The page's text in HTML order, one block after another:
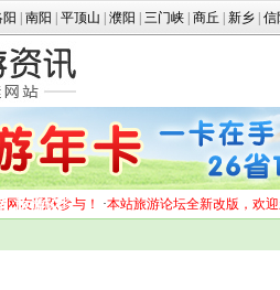
南阳 平顶山 濮阳 三门峡 商丘 新乡 信
旅游论坛
友踊跃参与！ ·本站旅游论坛全新改版，欢